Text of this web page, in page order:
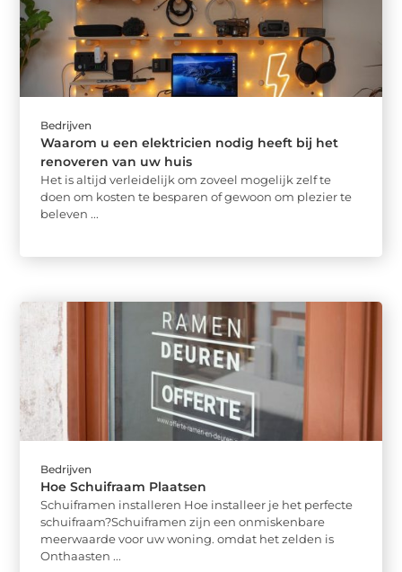
Bedrijven
Waarom u een elektricien nodig heeft bij het
renoveren van uw huis
Het is altijd verleidelijk om zoveel mogelijk zelf te
doen om kosten te besparen of gewoon om plezier te
beleven ...
Bedrijven
Hoe Schuifraam Plaatsen
Schuiframen installeren Hoe installeer je het perfecte
schuifraam?Schuiframen zijn een onmiskenbare
meerwaarde voor uw woning. omdat het zelden is
Onthaasten ...